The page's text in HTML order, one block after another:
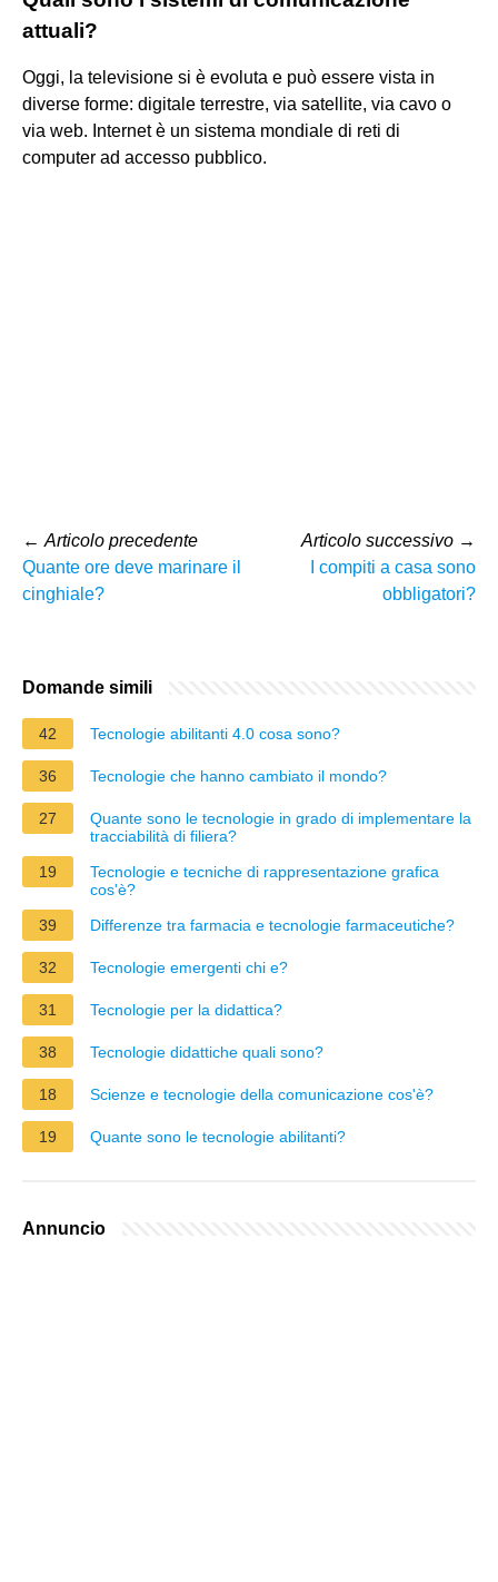
attuali?
Oggi, la televisione si è evoluta e può essere vista in
diverse forme: digitale terrestre, via satellite, via cavo o
via web. Internet è un sistema mondiale di reti di
computer ad accesso pubblico.
← Articolo precedente
Quante ore deve marinare il
cinghiale?
Articolo successivo →
I compiti a casa sono
obbligatori?
Domande simili
42 Tecnologie abilitanti 4.0 cosa sono?
36 Tecnologie che hanno cambiato il mondo?
27
Quante sono le tecnologie in grado di implementare la
tracciabilità di filiera?
19
Tecnologie e tecniche di rappresentazione grafica
cos'è?
39
Differenze tra farmacia e tecnologie farmaceutiche?
32 Tecnologie emergenti chi e?
31 Tecnologie per la didattica?
38 Tecnologie didattiche quali sono?
18 Scienze e tecnologie della comunicazione cos'è?
19 Quante sono le tecnologie abilitanti?
Annuncio